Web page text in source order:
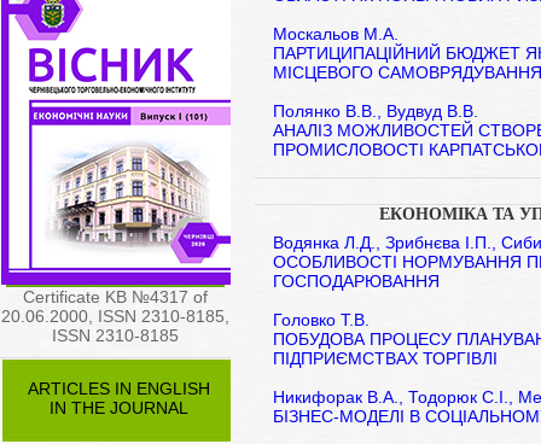
Certificate KB №4317 of
20.06.2000, ISSN 2310-8185,
ISSN 2310-8185
ARTICLES IN ENGLISH
IN THE JOURNAL
Москальов М.А.
ПАРТИЦИПАЦІЙНИЙ БЮДЖЕТ
МІСЦЕВОГО
Полянко В.В., Вудвуд В.В.
АНАЛІЗ МОЖЛИВОСТЕЙ
ПРОМИСЛОВОСТІ
ЕКОНОМІКА ТА
Водянка Л.Д., Зрибнєва І.П.,
ОСОБЛИВОСТІ НОРМУВАННЯ
ГОСПОДАРЮВАННЯ
Головко Т.В.
ПОБУДОВА ПРОЦЕСУ
ПІДПРИЄМСТВАХ ТОРГІВЛІ
Никифорак В.А., Тодорюк С.І.,
БІЗНЕС-МОДЕЛІ В